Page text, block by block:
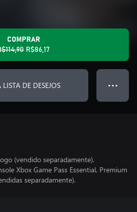
COMPRAR
R$86,17
DE DESEJOS ● ● ●
(vendido separadamente).
Xbox Game Pass Essential, Premium
separadamente).